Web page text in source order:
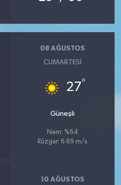
08 AĞUSTOS
CUMARTESI
27°
Güneşli
Nem: %64
Rüzgar: 6.69 m/s
10 AĞUSTOS